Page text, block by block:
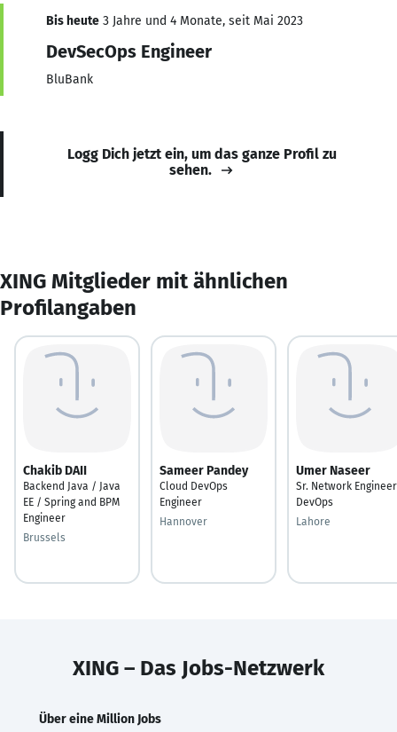
Bis heute 3 Jahre und 4 Monate, seit Mai 2023
DevSecOps Engineer
BluBank
Logg Dich jetzt ein, um das ganze Profil zu
sehen.
XING Mitglieder mit ähnlichen
Profilangaben
Chakib DAII
Backend Java / Java
EE / Spring and BPM
Engineer
Brussels
Sameer Pandey
Cloud DevOps
Engineer
Hannover
Umer Naseer
Sr. Network
DevOps
Lahore
XING – Das Jobs-Netzwerk
Über eine Million Jobs